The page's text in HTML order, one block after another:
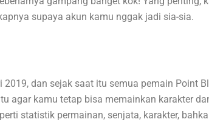
supaya akun kamu nggak jadi sia-sia.
dan sejak saat itu semua pemain Point
agar kamu tetap bisa memainkan karakter
statistik permainan, senjata, karakter,